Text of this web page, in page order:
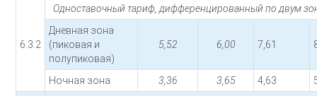
6.3.2
Одноставочный тариф, дифференцированный по двум
Дневная зона
(пиковая и
полупиковая)
5,52 6,00 7,61
Ночная зона 3,36 3,65 4,63